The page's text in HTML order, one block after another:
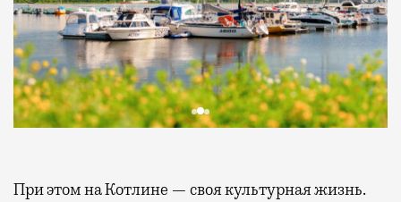
При этом на Котлине — своя культурная жизнь.